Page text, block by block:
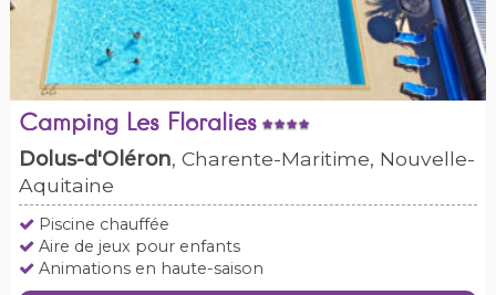
Camping Les Floralies
Dolus-d'Oléron, Charente-Maritime, Nouvelle-
Aquitaine
Piscine chauffée
Aire de jeux pour enfants
Animations en haute-saison